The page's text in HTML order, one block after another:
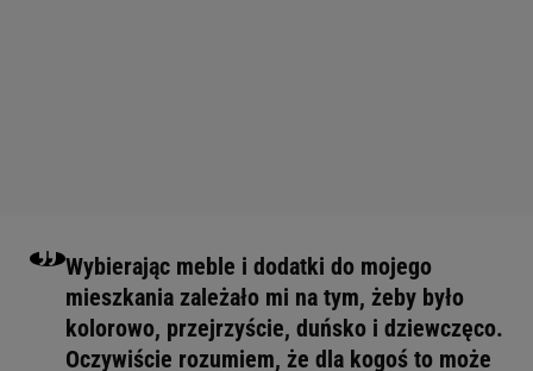
Wybierając meble i dodatki do mojego
mieszkania zależało mi na tym, żeby było
kolorowo, przejrzyście, duńsko i dziewczęco.
Oczywiście rozumiem, że dla kogoś to może